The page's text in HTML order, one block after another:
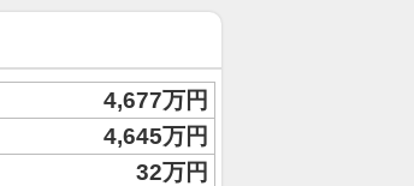
4,677万円
4,645万円
32万円